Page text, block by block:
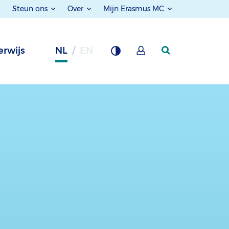
Steun ons Over Mijn Erasmus MC
NL